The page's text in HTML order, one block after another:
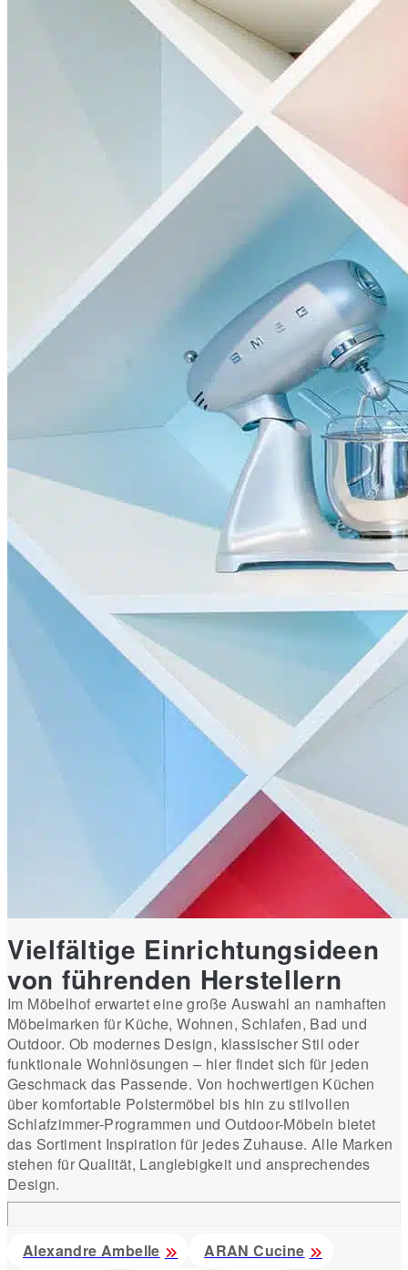
Vielfältige Einrichtungsideen
von führenden Herstellern
Im Möbelhof erwartet eine große Auswahl an namhaften
Möbelmarken für Küche, Wohnen, Schlafen, Bad und
Outdoor. Ob modernes Design, klassischer Stil oder
funktionale Wohnlösungen – hier findet sich für jeden
Geschmack das Passende. Von hochwertigen Küchen
über komfortable Polstermöbel bis hin zu stilvollen
Schlafzimmer-Programmen und Outdoor-Möbeln bietet
das Sortiment Inspiration für jedes Zuhause. Alle Marken
stehen für Qualität, Langlebigkeit und ansprechendes
Design.
Alexandre Ambelle ARAN Cucine